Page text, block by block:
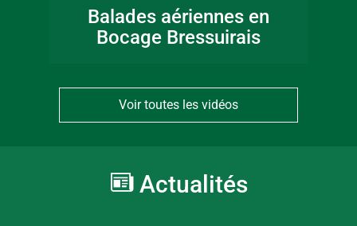
Balades aériennes en
Bocage Bressuirais
Voir toutes les vidéos
Actualités